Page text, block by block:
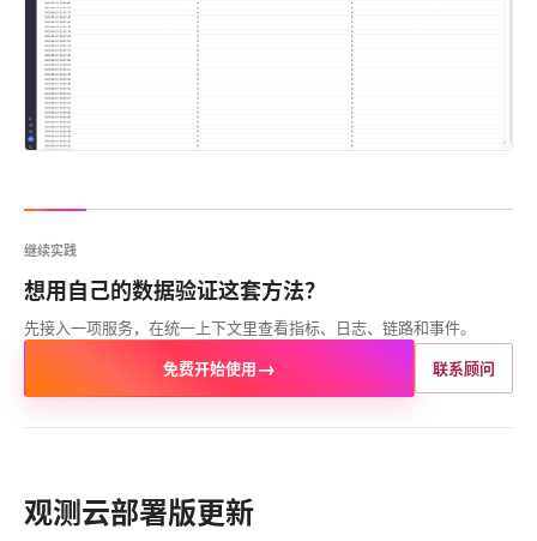
继续实践
想用自己的数据验证这套方法？
先接入一项服务，在统一上下文里查看指标、日志、链路和事件。
免费开始使用→ 联系顾问
观测云部署版更新